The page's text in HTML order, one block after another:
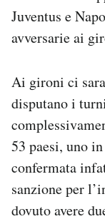
Juventus e
avversarie ai
Ai gironi ci
disputano i
53 paesi, uno
confermata
sanzione per
dovuto avere